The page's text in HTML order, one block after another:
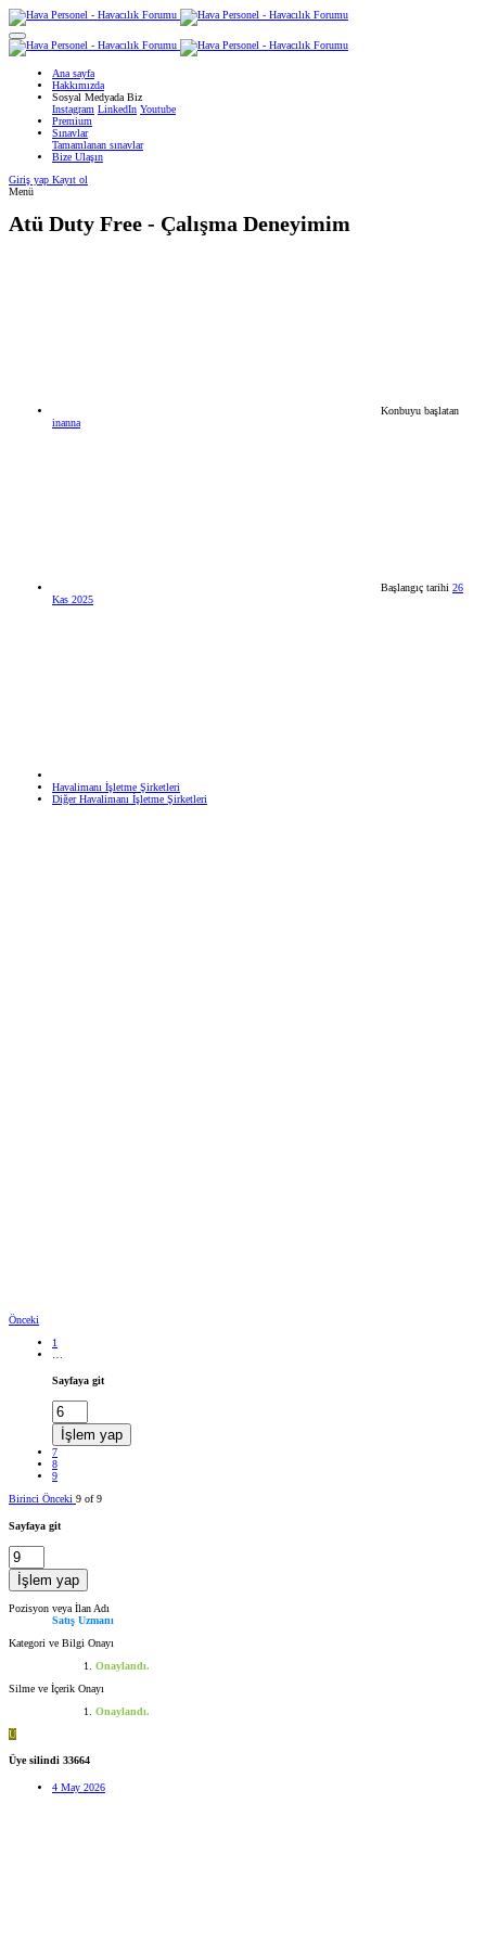
Ana sayfa
Hakkımızda
Sosyal Medyada Biz
Instagram LinkedIn Youtube
Premium
Sınavlar
Tamamlanan sınavlar
Bize Ulaşın
Giriş yap Kayıt ol
Menü
Atü Duty Free - Çalışma Deneyimim
Konbuyu başlatan
inanna
Başlangıç tarihi 26
Kas 2025
Havalimanı İşletme Şirketleri
Diğer Havalimanı İşletme Şirketleri
Önceki
1
Sayfaya git
İşlem yap
7
8
9
Birinci Önceki 9 of 9
Sayfaya git
İşlem yap
Pozisyon veya İlan Adı
Satış Uzmanı
Kategori ve Bilgi Onayı
Onaylandı.
Silme ve İçerik Onayı
Onaylandı.
Ü
Üye silindi 33664
4 May 2026